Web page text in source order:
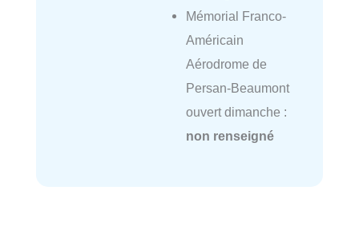
Mémorial Franco-
Américain
Aérodrome de
Persan-Beaumont
ouvert dimanche :
non renseigné